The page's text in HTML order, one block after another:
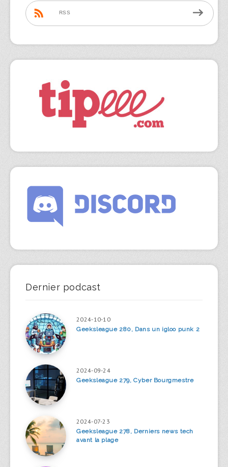
RSS
Dernier podcast
2024-10-10
Geeksleague 280, Dans un igloo punk 2
2024-09-24
Geeksleague 279, Cyber Bourgmestre
2024-07-23
Geeksleague 278, Derniers news tech
avant la plage